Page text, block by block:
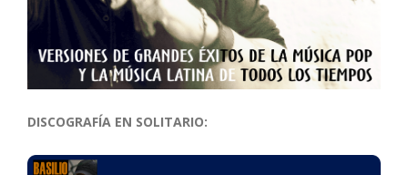
DISCOGRAFÍA EN SOLITARIO: